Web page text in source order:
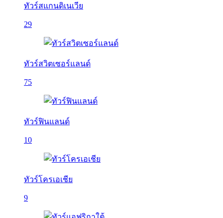
ทัวร์สแกนดิเนเวีย
29
ทัวร์สวิตเซอร์แลนด์
75
ทัวร์ฟินแลนด์
10
ทัวร์โครเอเชีย
9